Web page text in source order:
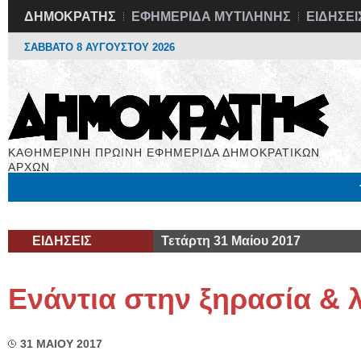
ΔΗΜΟΚΡΑΤΗΣ ΕΦΗΜΕΡΙΔΑ ΜΥΤΙΛΗΝΗΣ
ΣΑΒΒΑΤΟ 8 ΑΥΓΟΥΣΤΟΥ 2026
ΚΑΘΗΜΕΡΙΝΗ ΠΡΩΙΝΗ ΕΦΗΜΕΡΙΔΑ ΔΗΜΟΚΡΑΤΙΚΩΝ
ΑΡΧΩΝ
ΕΙΔΗΣΕΙΣ Τετάρτη 31 Μαίου 2017
Ενάντια στην ξηρασία &
31 ΜΑΙΟΥ 2017